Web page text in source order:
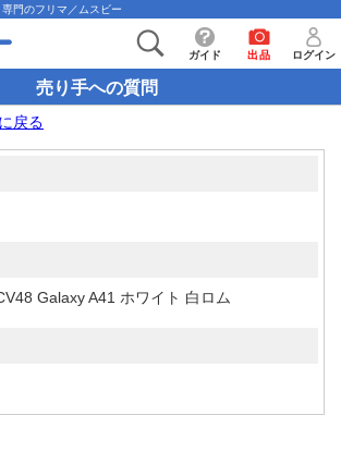
門のフリマ／ムスビー
ガイド 出品 ログイン
売り手への質問
戻る
Galaxy A41 ホワイト 白ロム